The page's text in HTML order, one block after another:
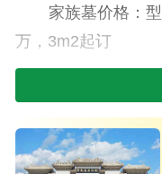
家族墓价格：
万，3m2起订
刻字费用：大
安葬费：后期
管理费：20年